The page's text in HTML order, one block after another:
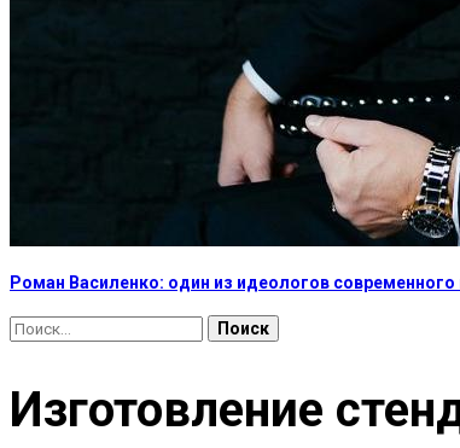
Роман Василенко: один из идеологов
Найти:
Изготовление